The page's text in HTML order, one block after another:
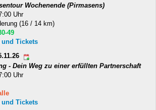
Wochenende (Pirmasens)
Uhr
(16 / 14 km)
49
Tickets
- Dein Weg zu einer erfüllten Partnerschaft
Uhr
Tickets